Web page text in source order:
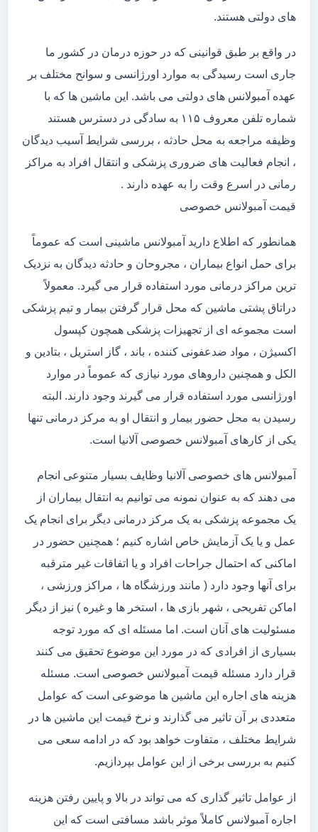
های دولتی هستند.
در واقع بر طبق قوانینی که در حوزه درمان در کشور ما
جاری است رسیدگی به موارد اورژانسی و سوانح مختلف بر
عهده آمبولانس های دولتی می باشد. این ماشین ها که با
شماره تلفن معروف ۱۱۵ به سادگی در دسترس هستند
وظیفه مراجعه به محل حادثه ، بررسی شرایط آسیب دیدگان
، انجام فعالیت های ضروری پزشکی و انتقال افراد به مراکز
رمانی در اسرع وقت را به عهده دارند .
قیمت آمبولانس خصوصی
همانطور که اطلاع دارید آمبولانس ماشینی است که عموماً
برای حمل انواع بیماران ، مجروحان و حادثه دیدگان به نزدیک
ترین مراکز درمانی مورد استفاده قرار می گیرد. معمولاً
دراتاق پشتی ماشین که محل قرار گرفتن بیمار و تیم پزشکی
است مجموعه ای از تجهیزات پزشکی همچون کپسول
اکسیژن ، مواد ضدعفونی کننده ، باند ، گاز استریل ، بتادین و
الکل و همچنین داروهای مورد نیازی که عموماً در موارد
اورژانسی مورد استفاده قرار می گیرند وجود دارند. البته
رسیدن به محل حضور بیمار و انتقال او به مرکز درمانی تنها
یکی از کارهای آمبولانس خصوصی آلانیا است.
آمبولانس های خصوصی آلانیا وظایف بسیار متنوعی انجام
می دهند که به عنوان نمونه می توانیم به انتقال بیماران از
یک مجموعه پزشکی به یک مرکز درمانی دیگر برای انجام یک
عمل و یا یک آزمایش خاص اشاره کنیم ؛ همچنین حضور در
اماکنی که احتمال جراحات افراد و یا اتفاقات غیر مترقبه
برای آنها وجود دارد ( مانند ورزشگاه ها ، مراکز ورزشی ،
اماکن تفریحی ، شهر بازی ها ، استخر ها و غیره ) نیز از دیگر
مسئولیت های آنان است. اما مسئله ای که مورد توجه
بسیاری از افرادی که در مورد این موضوع تحقیق می کنند
قرار دارد مسئله قیمت آمبولانس خصوصی است. مسئله
هزینه های اجاره این ماشین ها موضوعی است که عوامل
متعددی بر آن تاثیر می گذارند و نرخ قیمت این ماشین ها در
شرایط مختلف ، متفاوت خواهد بود که در ادامه سعی می
کنیم به بررسی برخی از این عوامل بپردازیم.
از عوامل تاثیر گذاری که می تواند در بالا و پایین رفتن هزینه
اجاره آمبولانس کاملاً موثر باشد مسافتی است که این